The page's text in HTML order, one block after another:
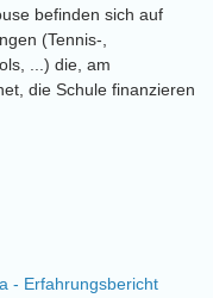
befinden sich auf
(Tennis-,
...) die, am
die Schule finanzieren
- Erfahrungsbericht